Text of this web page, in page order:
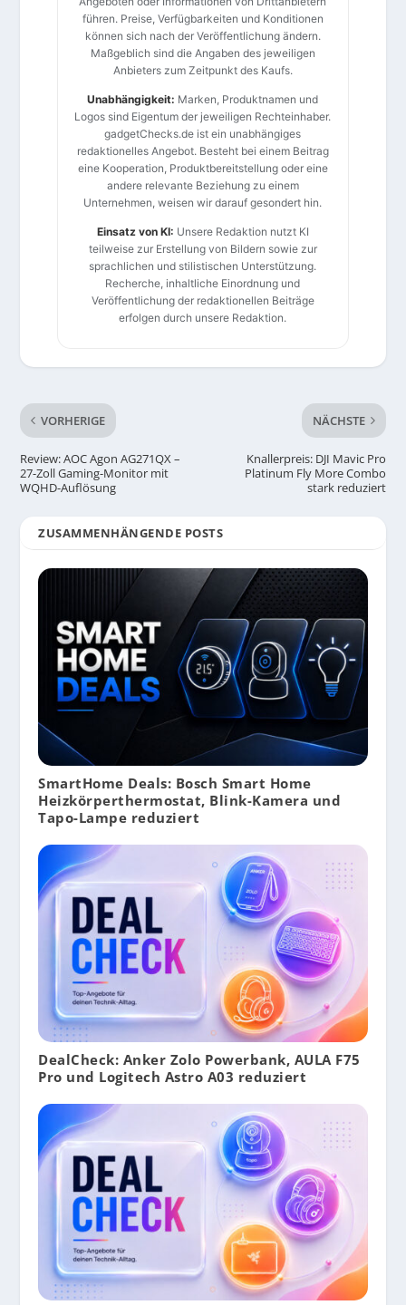
führen. Preise, Verfügbarkeiten und Konditionen
können sich nach der Veröffentlichung ändern.
Maßgeblich sind die Angaben des jeweiligen
Anbieters zum Zeitpunkt des Kaufs.
Unabhängigkeit: Marken, Produktnamen und
Logos sind Eigentum der jeweiligen Rechteinhaber.
gadgetChecks.de ist ein unabhängiges
redaktionelles Angebot. Besteht bei einem Beitrag
eine Kooperation, Produktbereitstellung oder eine
andere relevante Beziehung zu einem
Unternehmen, weisen wir darauf gesondert hin.
Einsatz von KI: Unsere Redaktion nutzt KI
teilweise zur Erstellung von Bildern sowie zur
sprachlichen und stilistischen Unterstützung.
Recherche, inhaltliche Einordnung und
Veröffentlichung der redaktionellen Beiträge
erfolgen durch unsere Redaktion.
VORHERIGE
Review: AOC Agon AG271QX –
27-Zoll Gaming-Monitor mit
WQHD-Auflösung
NÄCHSTE
Knallerpreis: DJI Mavic Pro
Platinum Fly More Combo
stark reduziert
ZUSAMMENHÄNGENDE POSTS
SmartHome Deals: Bosch Smart Home
Heizkörperthermostat, Blink-Kamera und
Tapo-Lampe reduziert
DealCheck: Anker Zolo Powerbank, AULA F75
Pro und Logitech Astro A03 reduziert